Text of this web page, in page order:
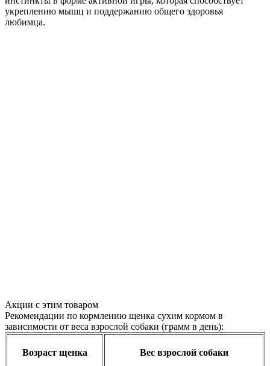
укреплению мышц и поддержанию общего здоровья
любимца.
Акции с этим товаром
Рекомендации по кормлению щенка сухим кормом в
зависимости от веса взрослой собаки (грамм в день):
Возраст щенка Вес взрослой собаки